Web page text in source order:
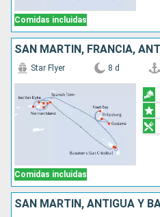
Comidas incluidas
Comidas incluidas
Star Flyer 8 d